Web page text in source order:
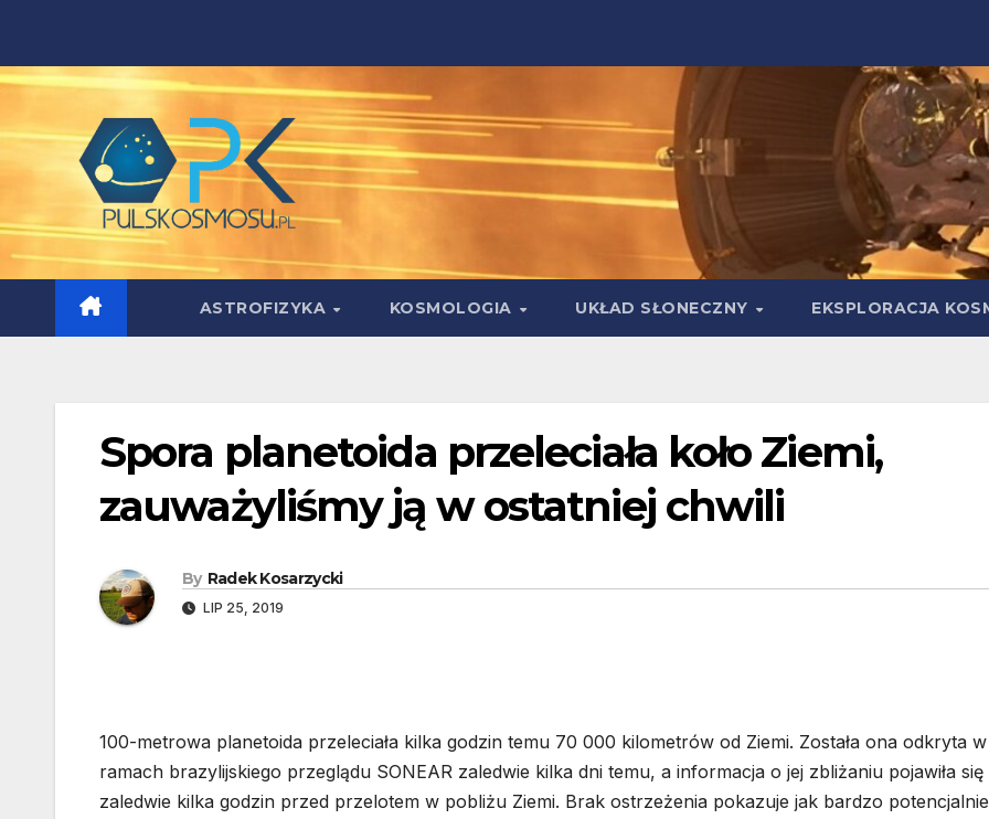
content
ASTROFIZYKA KOSMOLOGIA UKŁAD SŁONECZNY EKSPLORACJA
Spora planetoida przeleciała koło Ziemi,
zauważyliśmy ją w ostatniej chwili
By Radek Kosarzycki
LIP 25, 2019
100-metrowa planetoida przeleciała kilka godzin temu 70 000 kilometrów od Ziemi. Została ona odkryta w
ramach brazylijskiego przeglądu SONEAR zaledwie kilka dni temu, a informacja o jej zbliżaniu pojawiła się
zaledwie kilka godzin przed przelotem w pobliżu Ziemi. Brak ostrzeżenia pokazuje jak bardzo potencjalnie